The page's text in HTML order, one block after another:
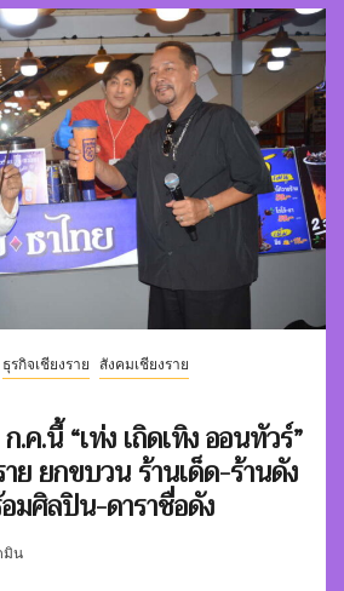
ธุรกิจเชียงราย สังคมเชียงราย
ค.นี้ “เท่ง เถิดเทิง ออนทัวร์”
ย ยกขบวน ร้านเด็ด-ร้านดัง
มศิลปิน-ดาราชื่อดัง
มิน